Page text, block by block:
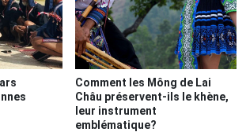
Comment les Mông de Lai
Châu préservent-ils le khène,
leur instrument
emblématique?